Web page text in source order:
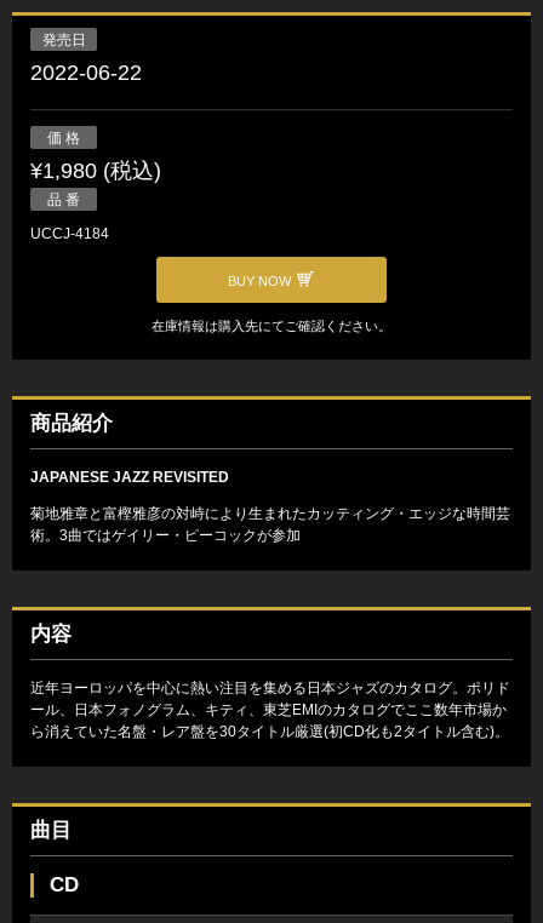
発売日
2022-06-22
価 格
¥1,980 (税込)
品 番
UCCJ-4184
BUY NOW
在庫情報は購入先にてご確認ください。
商品紹介
JAPANESE JAZZ REVISITED
菊地雅章と富樫雅彦の対峙により生まれたカッティング・エッジな時間芸
術。3曲ではゲイリー・ピーコックが参加
内容
近年ヨーロッパを中心に熱い注目を集める日本ジャズのカタログ。ポリド
ール、日本フォノグラム、キティ、東芝EMIのカタログでここ数年市場か
ら消えていた名盤・レア盤を30タイトル厳選(初CD化も2タイトル含む)。
曲目
CD